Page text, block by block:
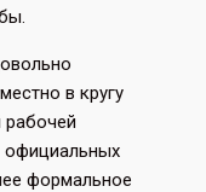
в кругу
рабочей
официальных
формальное